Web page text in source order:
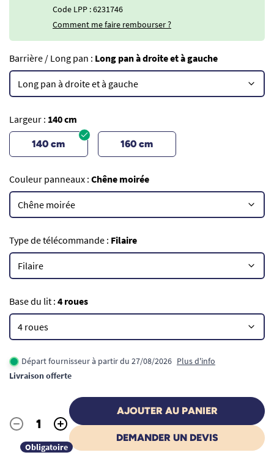
Code LPP : 6231746
Comment me faire rembourser ?
Barrière / Long pan : Long pan à droite et à gauche
Largeur : 140 cm
140 cm 160 cm
Couleur panneaux : Chêne moirée
Type de télécommande : Filaire
Base du lit : 4 roues
Départ fournisseur à partir du 27/08/2026 Plus d'info
Livraison offerte
Quantité
- +
AJOUTER AU PANIER
DEMANDER UN DEVIS
Obligatoire